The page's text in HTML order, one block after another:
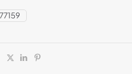
77159